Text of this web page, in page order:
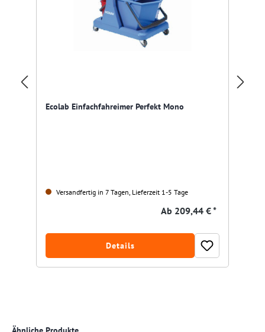
Ecolab Einfachfahreimer Perfekt Mono
Versandfertig in 7 Tagen, Lieferzeit 1-5 Tage
Ab 209,44 € *
Details
Produktgalerie überspringen